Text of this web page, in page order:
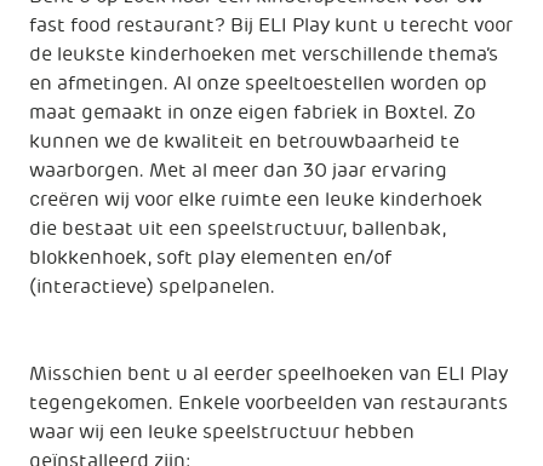
fast food restaurant? Bij ELI Play kunt u terecht voor
de leukste kinderhoeken met verschillende thema’s
en afmetingen. Al onze speeltoestellen worden op
maat gemaakt in onze eigen fabriek in Boxtel. Zo
kunnen we de kwaliteit en betrouwbaarheid te
waarborgen. Met al meer dan 30 jaar ervaring
creëren wij voor elke ruimte een leuke kinderhoek
die bestaat uit een speelstructuur, ballenbak,
blokkenhoek, soft play elementen en/of
(interactieve) spelpanelen.
Misschien bent u al eerder speelhoeken van ELI Play
tegengekomen. Enkele voorbeelden van restaurants
waar wij een leuke speelstructuur hebben
geïnstalleerd zijn: